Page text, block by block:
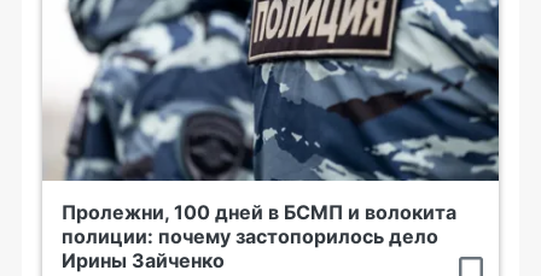
Пролежни, 100 дней в БСМП и волокита
полиции: почему застопорилось дело
Ирины Зайченко